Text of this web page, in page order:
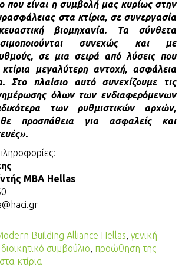
που είναι η συμβολή μας κυρίως στην
στα κτίρια, σε συνεργασία
βιομηχανία. Τα σύνθετα
συνεχώς και με
σε μια σειρά από λύσεις που
μεγαλύτερη αντοχή, ασφάλεια
Στο πλαίσιο αυτό συνεχίζουμε τις
όλων των ενδιαφερόμενων
των ρυθμιστικών αρχών,
προσπάθεια για ασφαλείς και
ντής ΜΒΑ Hellas
Building Alliance Hellas, γενική
συμβούλιο, προώθηση της
κτίρια